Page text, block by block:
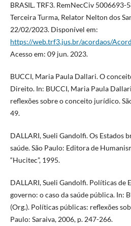
BRASIL. TRF3. RemNecCiv 5006693-
Terceira Turma, Relator Nelton dos
22/02/2023. Disponível em:
https://web.trf3.jus.br/acordaos/
Acesso em: 09 jun. 2023.
BUCCI, Maria Paula Dallari. O
Direito. In: BUCCI, Maria Paula
reflexões sobre o conceito jurídico.
49.
DALLARI, Sueli Gandolfi. Os Estados
saúde. São Paulo: Editora de
“Hucitec”, 1995.
DALLARI, Sueli Gandolfi. Políticas de
governo: o caso da saúde pública. In:
(Org.). Políticas públicas: reflexões
Paulo: Saraiva, 2006, p. 247-266.